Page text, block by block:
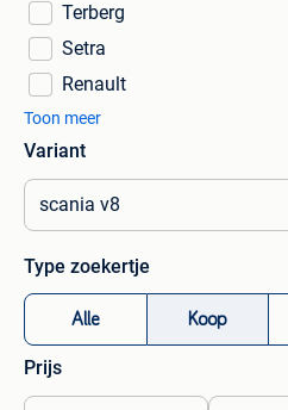
Terberg
Setra
Renault
Toon meer
Variant
Type zoekertje
Alle Koop
Prijs